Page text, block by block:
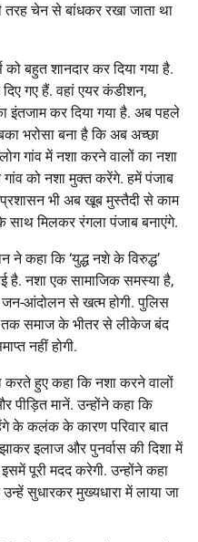
तरह चेन से बांधकर रखा जाता था
बहुत शानदार कर दिया गया है.
गए हैं. वहां एयर कंडीशन,
इंतजाम कर दिया गया है. अब पहले
भरोसा बना है कि अब अच्छा
गांव में नशा करने वालों का नशा
को नशा मुक्त करेंगे. हमें पंजाब
भी अब खूब मुस्तैदी से काम
मिलकर रंगला पंजाब बनाएंगे.
ने कहा कि ‘युद्ध नशे के विरुद्ध’
है. नशा एक सामाजिक समस्या है,
आंदोलन से खत्म होगी. पुलिस
समाज के भीतर से लीकेज बंद
नहीं होगी.
हुए कहा कि नशा करने वालों
पीड़ित मानें. उन्होंने कहा कि
के कलंक के कारण परिवार बात
इलाज और पुनर्वास की दिशा में
पूरी मदद करेगी. उन्होंने कहा
सुधारकर मुख्यधारा में लाया जा